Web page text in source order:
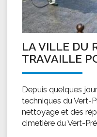
LA VILLE DU
TRAVAILLE
Depuis quelques
techniques du Vert-
nettoyage et des
cimetière du Vert-